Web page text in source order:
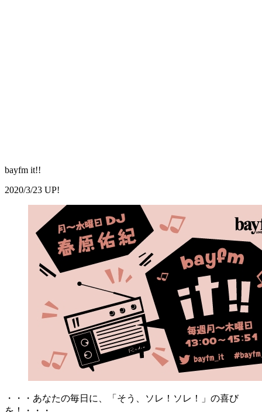
bayfm it!!
2020/3/23 UP!
・・・あなたの毎日に、「そう、ソレ！ソレ！」の喜び